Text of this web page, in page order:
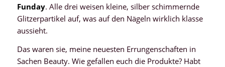
Funday. Alle drei weisen kleine, silber schimmernde
Glitzerpartikel auf, was auf den Nägeln wirklich klasse
aussieht.
Das waren sie, meine neuesten Errungenschaften in
Sachen Beauty. Wie gefallen euch die Produkte? Habt